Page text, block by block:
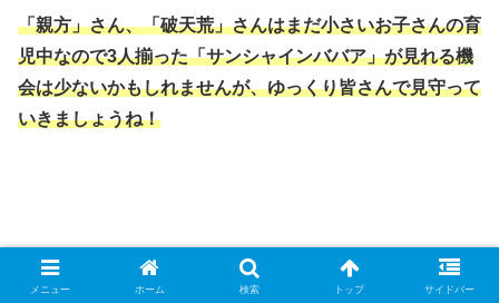
「親方」さん、「破天荒」さんはまだ小さいお子さんの育
児中なので3人揃った「サンシャインババア」が見れる機
会は少ないかもしれませんが、ゆっくり皆さんで見守って
いきましょうね！
メニュー ホーム 検索 トップ サイドバー